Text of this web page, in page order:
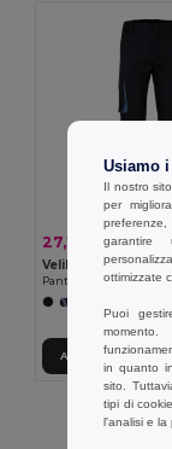
27,14 € 46,24 €
Velilla 36031
Aggiungi al
Usiamo
Il nostro
per
garantire
ottimizzate
Puoi
in quanto
sito.
tipi di
l'analisi e la